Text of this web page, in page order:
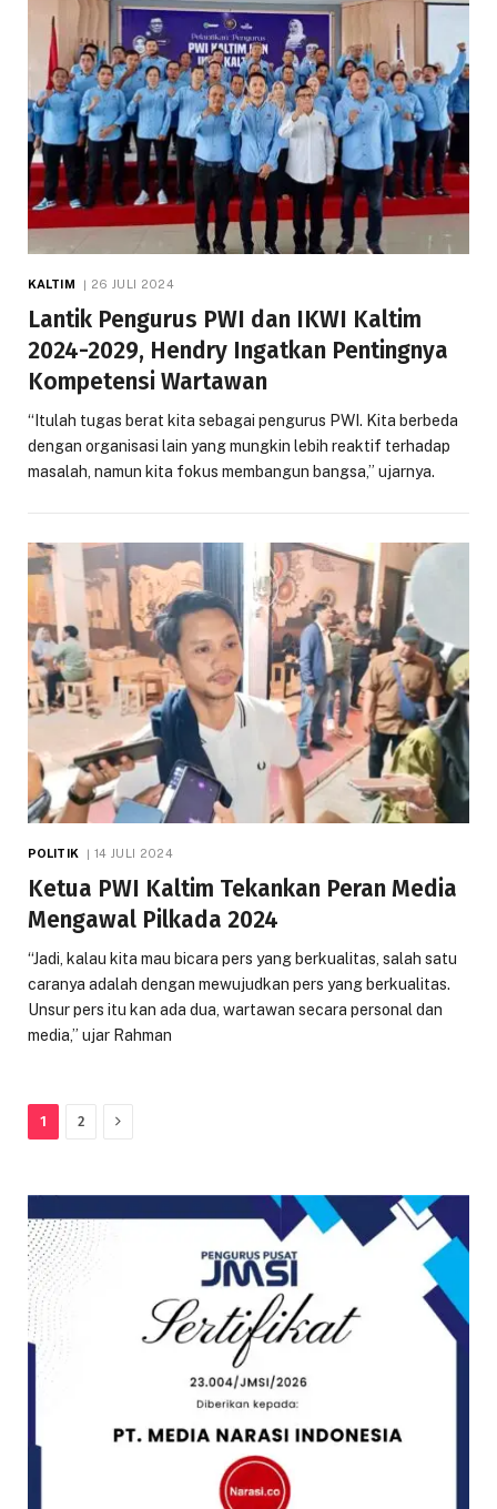
KALTIM 26 JULI 2024
Lantik Pengurus PWI dan IKWI Kaltim
2024-2029, Hendry Ingatkan Pentingnya
Kompetensi Wartawan
“Itulah tugas berat kita sebagai pengurus PWI. Kita berbeda
dengan organisasi lain yang mungkin lebih reaktif terhadap
masalah, namun kita fokus membangun bangsa,” ujarnya.
POLITIK 14 JULI 2024
Ketua PWI Kaltim Tekankan Peran Media
Mengawal Pilkada 2024
“Jadi, kalau kita mau bicara pers yang berkualitas, salah satu
caranya adalah dengan mewujudkan pers yang berkualitas.
Unsur pers itu kan ada dua, wartawan secara personal dan
media,” ujar Rahman
1 2 Next